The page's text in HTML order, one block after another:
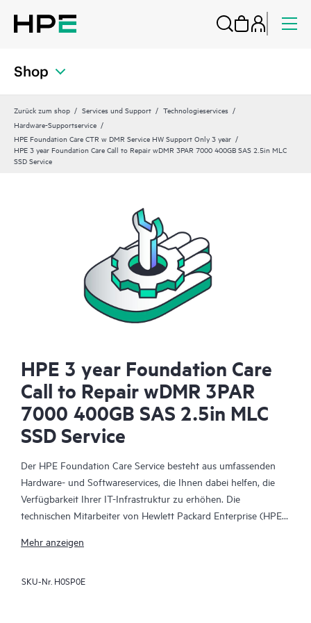
Shop
Zurück zum shop Services und Support
Technologieservices
Hardware-Supportservice
HPE Foundation Care CTR w DMR Service HW Support Only 3 year
HPE 3 year Foundation Care Call to Repair wDMR 3PAR 7000 400GB SAS 2.5in MLC
SSD Service
HPE 3 year Foundation Care
Call to Repair wDMR 3PAR
7000 400GB SAS 2.5in MLC
SSD Service
Der HPE Foundation Care Service besteht aus umfassenden
Hardware- und Softwareservices, die Ihnen dabei helfen, die
Verfügbarkeit Ihrer IT-Infrastruktur zu erhöhen. Die
technischen Mitarbeiter von Hewlett Packard Enterprise (HPE)
Behebung von Hardware- und Softwareproblemen zu
ausgewählter anderer Anbieter auftreten.
Mehr anzeigen
SKU-Nr. H0SP0E